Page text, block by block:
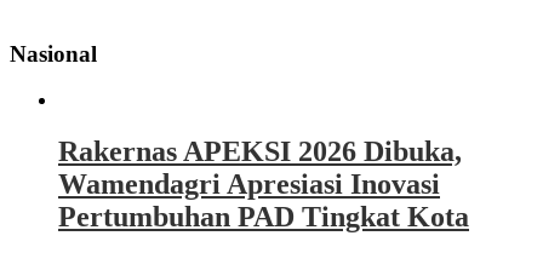
Nasional
Rakernas APEKSI 2026 Dibuka,
Wamendagri Apresiasi Inovasi
Pertumbuhan PAD Tingkat Kota